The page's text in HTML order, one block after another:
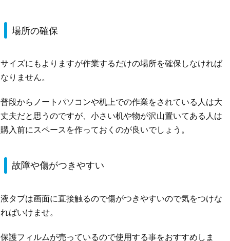
場所の確保
サイズにもよりますが作業するだけの場所を確保しなければ
なりません。
普段からノートパソコンや机上での作業をされている人は大
丈夫だと思うのですが、小さい机や物が沢山置いてある人は
購入前にスペースを作っておくのが良いでしょう。
故障や傷がつきやすい
液タブは画面に直接触るので傷がつきやすいので気をつけな
ればいけませ。
保護フィルムが売っているので使用する事をおすすめしま